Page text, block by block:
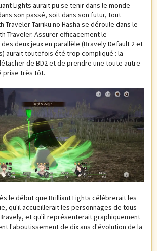
Lights aurait pu se tenir dans le monde
son passé, soit dans son futur, tout
Traveler Tairiku no Hasha se déroule dans le
Traveler. Assurer efficacement le
deux jeux en parallèle (Bravely Default 2 et
aurait toutefois été trop compliqué : la
de BD2 et de prendre une toute autre
prise très tôt.
le début que Brilliant Lights célébrerait les
qu'il accueillerait les personnages de tous
et qu'il représenterait graphiquement
l'aboutissement de dix ans d'évolution de la